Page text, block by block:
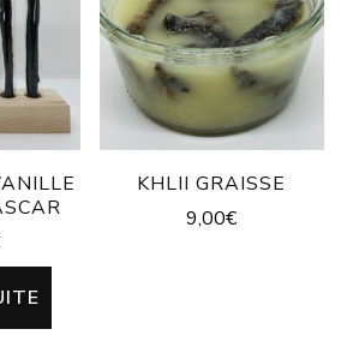
KHLII GRAISSE
9,00€